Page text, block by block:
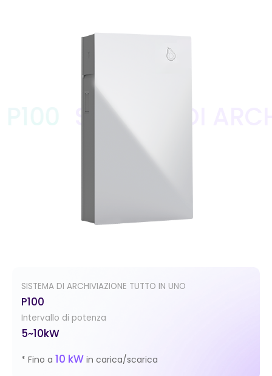
SISTEMA DI ARCHIVIAZIONE TUTTO IN UNO
P100
Intervallo di potenza
5~10kW
* Fino a 10 kW in carica/scarica
DI